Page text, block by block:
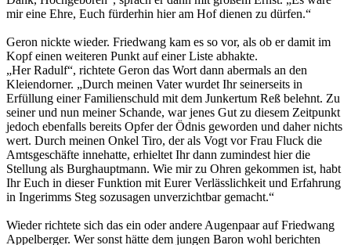
mir eine Ehre, Euch fürderhin hier am Hof dienen zu dürfen.“
Geron nickte wieder. Friedwang kam es so vor, als ob er damit im
Kopf einen weiteren Punkt auf einer Liste abhakte.
„Her Radulf“, richtete Geron das Wort dann abermals an den
Kleiendorner. „Durch meinen Vater wurdet Ihr seinerseits in
Erfüllung einer Familienschuld mit dem Junkertum Reß belehnt. Zu
seiner und nun meiner Schande, war jenes Gut zu diesem Zeitpunkt
jedoch ebenfalls bereits Opfer der Ödnis geworden und daher nichts
wert. Durch meinen Onkel Tiro, der als Vogt vor Frau Fluck die
Amtsgeschäfte innehatte, erhieltet Ihr dann zumindest hier die
Stellung als Burghauptmann. Wie mir zu Ohren gekommen ist, habt
Ihr Euch in dieser Funktion mit Eurer Verlässlichkeit und Erfahrung
in Ingerimms Steg sozusagen unverzichtbar gemacht.“
Wieder richtete sich das ein oder andere Augenpaar auf Friedwang
Appelberger. Wer sonst hätte dem jungen Baron wohl berichten